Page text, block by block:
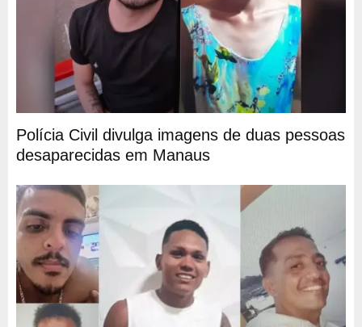
Polícia Civil divulga imagens de duas pessoas
desaparecidas em Manaus